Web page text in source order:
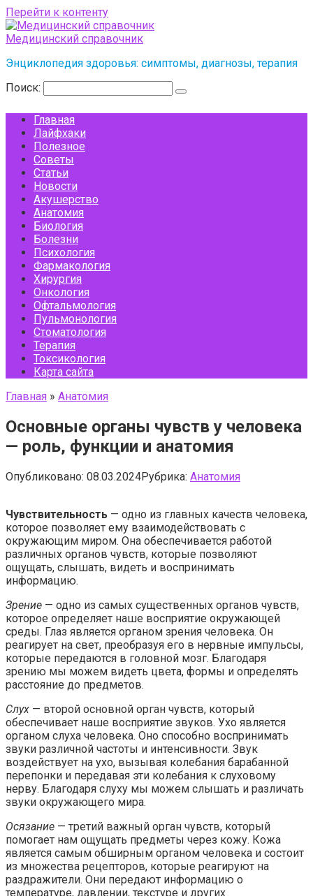
Перейти к контенту
Медицинский справочник
Энциклопедия здоровья: симптомы, диагнозы, терапия
Поиск:
Главная
Лайфхаки
Полезное
Советы
Статьи
Новости
Акушерство
Анатомия
Биология
Болезни
Психология
Фармакология
Хирургия
Онкология
Офтальмология
Пульмонология
Стоматология
Терапия
Токсикология
Карта сайта
Главная » Анатомия
Основные органы чувств у человека
— роль, функции и анатомия
Опубликовано: 08.03.2024Рубрика: Анатомия
Чувствительность — одно из главных качеств человека,
которое позволяет ему взаимодействовать с
окружающим миром. Она обеспечивается работой
различных органов чувств, которые позволяют
ощущать, слышать, видеть и воспринимать
информацию.
Зрение — одно из самых существенных органов чувств,
которое определяет наше восприятие окружающей
среды. Глаз является органом зрения человека. Он
реагирует на свет, преобразуя его в нервные импульсы,
которые передаются в головной мозг. Благодаря
зрению мы можем видеть цвета, формы и определять
расстояние до предметов.
Слух — второй основной орган чувств, который
обеспечивает наше восприятие звуков. Ухо является
органом слуха человека. Оно способно воспринимать
звуки различной частоты и интенсивности. Звук
воздействует на ухо, вызывая колебания барабанной
перепонки и передавая эти колебания к слуховому
нерву. Благодаря слуху мы можем слышать и различать
звуки окружающего мира.
Осязание — третий важный орган чувств, который
помогает нам ощущать предметы через кожу. Кожа
является самым обширным органом человека и состоит
из множества рецепторов, которые реагируют на
раздражители. Они передают информацию о
температуре, давлении, текстуре и других